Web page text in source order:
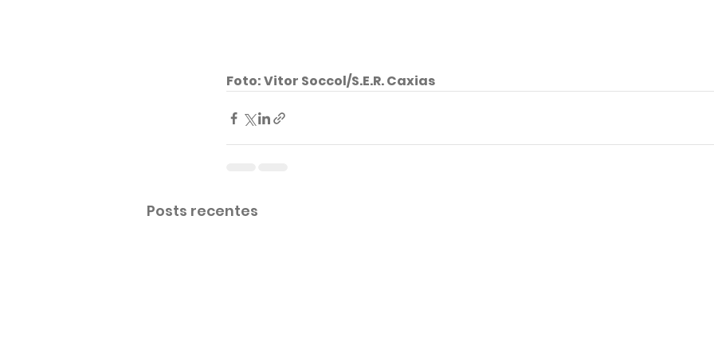
Foto: Vitor Soccol/S.E.R. Caxias
Posts recentes